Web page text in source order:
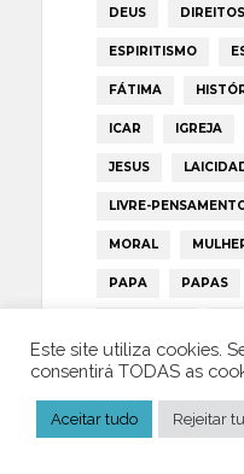
DEUS
ESPIRITISMO
FÁTIMA
ICAR IGREJA
JESUS
LIVRE-
MORAL
PAPA PAPAS
TRUMP
Este site utiliza cookies.
consentirá TODAS as
Aceitar tudo Rejeitar